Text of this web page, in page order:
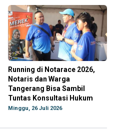
Running di Notarace 2026,
Notaris dan Warga
Tangerang Bisa Sambil
Tuntas Konsultasi Hukum
Minggu, 26 Juli 2026